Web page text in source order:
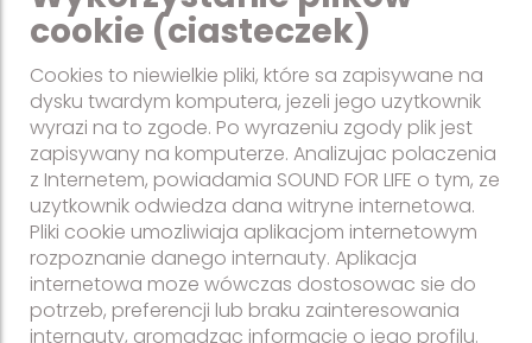
cookie (ciasteczek)
Cookies to niewielkie pliki, które sa zapisywane na
dysku twardym komputera, jezeli jego uzytkownik
wyrazi na to zgode. Po wyrazeniu zgody plik jest
zapisywany na komputerze. Analizujac polaczenia
z Internetem, powiadamia SOUND FOR LIFE o tym, ze
uzytkownik odwiedza dana witryne internetowa.
Pliki cookie umozliwiaja aplikacjom internetowym
rozpoznanie danego internauty. Aplikacja
internetowa moze wówczas dostosowac sie do
potrzeb, preferencji lub braku zainteresowania
internauty, gromadzac informacje o jego profilu.